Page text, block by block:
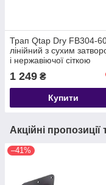
Трап Qtap Dry FB304-
лінійний з сухим
і нержавіючої сіткою
600х73
1 249 ₴
Купити
Акційні пропозиції
–41%